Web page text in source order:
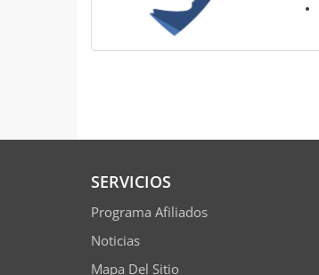
SERVICIOS
Programa Afiliados
Noticias
Mapa Del Sitio